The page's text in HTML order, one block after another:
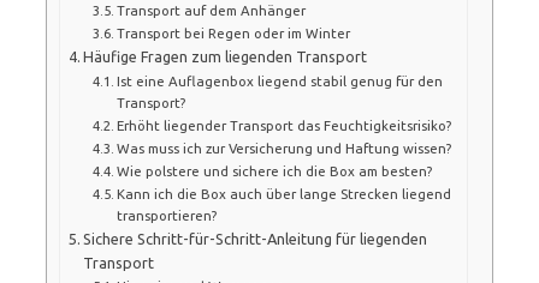
Transport auf dem Anhänger
Transport bei Regen oder im Winter
Häufige Fragen zum liegenden Transport
Ist eine Auflagenbox liegend stabil genug für den
Transport?
Erhöht liegender Transport das Feuchtigkeitsrisiko?
Was muss ich zur Versicherung und Haftung wissen?
Wie polstere und sichere ich die Box am besten?
Kann ich die Box auch über lange Strecken liegend
transportieren?
Sichere Schritt-für-Schritt-Anleitung für liegenden
Transport